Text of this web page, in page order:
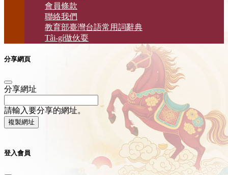
會員條款
聯絡我們
教育部臺灣台語常用詞辭典
Tâi-gí做伙耍
分享網頁
分享網址
請輸入要分享的網址。
複製網址
登入會員